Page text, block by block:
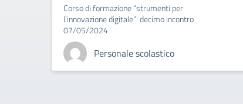
Corso di formazione “strumenti per
l’innovazione digitale”: decimo incontro
07/05/2024
Personale scolastico